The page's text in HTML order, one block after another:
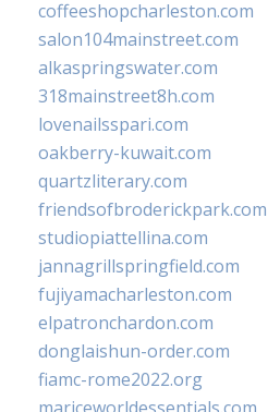
coffeeshopcharleston.com
salon104mainstreet.com
alkaspringswater.com
318mainstreet8h.com
lovenailsspari.com
oakberry-kuwait.com
quartzliterary.com
friendsofbroderickpark.com
studiopiattellina.com
jannagrillspringfield.com
fujiyamacharleston.com
elpatronchardon.com
donglaishun-order.com
fiamc-rome2022.org